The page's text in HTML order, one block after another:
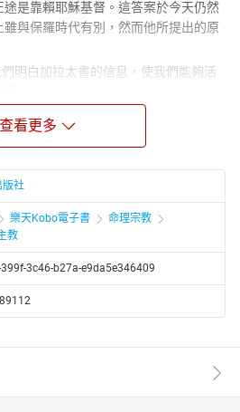
是靠賴耶穌基督。這答案於今天仍然
與保羅時代有別，然而他所提出的原
明白加拉太書的信息，使我們能夠活
文正確地闡釋出來，並附研讀指引，
常生活的實際問題上；是每日讀經、講
）
譽國際的聖經學者，其著述等身。除
《認識聖經》、《當代基督十架》、
道藝術》、《當代基督門徒》、《C型
動力》、《當代神學對話》、《再思福
》、《斯托得研經材料》、《聖經信
查看更多
版社
樂天Kobo電子書
命理宗教
教
3c46-b27a-e9da5e346409